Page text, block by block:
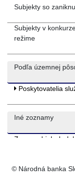
Subjekty so
Subjekty v
režime
Podľa územnej
Poskytovatelia
Iné zoznamy
Zoznam bielych
© Národná banka